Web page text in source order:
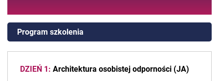
Program szkolenia
DZIEŃ 1: Architektura osobistej odporności (JA)